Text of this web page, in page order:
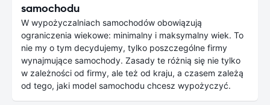
samochodu
W wypożyczalniach samochodów obowiązują
ograniczenia wiekowe: minimalny i maksymalny wiek. To
nie my o tym decydujemy, tylko poszczególne firmy
wynajmujące samochody. Zasady te różnią się nie tylko
w zależności od firmy, ale też od kraju, a czasem zależą
od tego, jaki model samochodu chcesz wypożyczyć.